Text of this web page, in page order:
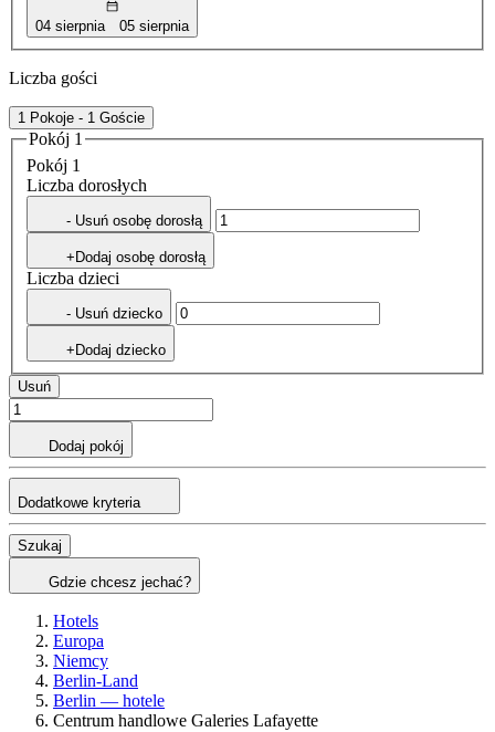
04 sierpnia 05 sierpnia
Liczba gości
1 Pokoje - 1 Goście
Pokój 1
Pokój 1
Liczba dorosłych
- Usuń osobę dorosłą
+Dodaj osobę dorosłą
Liczba dzieci
- Usuń dziecko
+Dodaj dziecko
Usuń
Dodaj pokój
Dodatkowe kryteria
Szukaj
Gdzie chcesz jechać?
Hotels
Europa
Niemcy
Berlin-Land
Berlin — hotele
Centrum handlowe Galeries Lafayette